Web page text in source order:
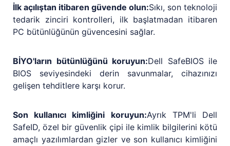
İlk açılıştan itibaren güvende olun:Sıkı, son teknoloji
tedarik zinciri kontrolleri, ilk başlatmadan itibaren
PC bütünlüğünün güvencesini sağlar.
BİYO'ların bütünlüğünü koruyun:Dell SafeBIOS ile
BIOS seviyesindeki derin savunmalar, cihazınızı
gelişen tehditlere karşı korur.
Son kullanıcı kimliğini koruyun:Ayrık TPM'li Dell
SafeID, özel bir güvenlik çipi ile kimlik bilgilerini kötü
amaçlı yazılımlardan gizler ve son kullanıcı kimliğini